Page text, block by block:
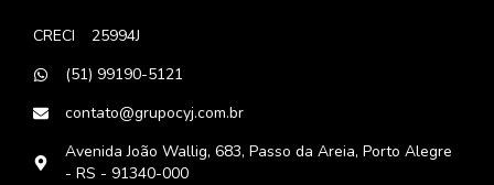
CRECI
25994J
(51) 99190-5121
contato@grupocyj.com.br
Avenida João Wallig, 683, Passo da Areia, Porto Alegre
- RS - 91340-000